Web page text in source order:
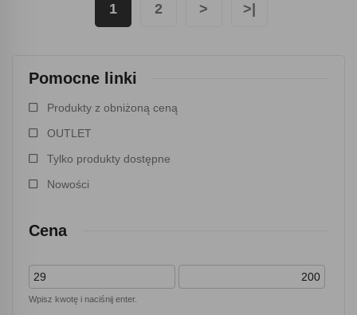
Pomocne linki
Produkty z obniżoną ceną
OUTLET
Tylko produkty dostępne
Nowości
Cena
Wpisz kwotę i naciśnij enter.
1 2 > >|